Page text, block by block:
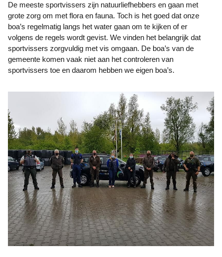
De meeste sportvissers zijn natuurliefhebbers en gaan met
grote zorg om met flora en fauna. Toch is het goed dat onze
boa’s regelmatig langs het water gaan om te kijken of er
volgens de regels wordt gevist. We vinden het belangrijk dat
sportvissers zorgvuldig met vis omgaan. De boa’s van de
gemeente komen vaak niet aan het controleren van
sportvissers toe en daarom hebben we eigen boa’s.